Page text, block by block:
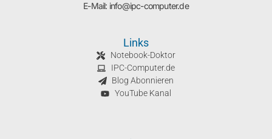
E-Mail: info@ipc-computer.de
Links
Notebook-Doktor
IPC-Computer.de
Blog Abonnieren
YouTube Kanal